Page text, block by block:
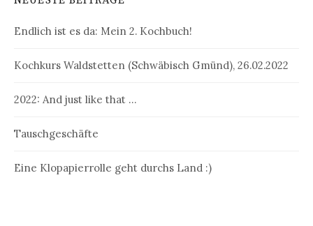
Endlich ist es da: Mein 2. Kochbuch!
Kochkurs Waldstetten (Schwäbisch Gmünd), 26.02.2022
2022: And just like that …
Tauschgeschäfte
Eine Klopapierrolle geht durchs Land :)